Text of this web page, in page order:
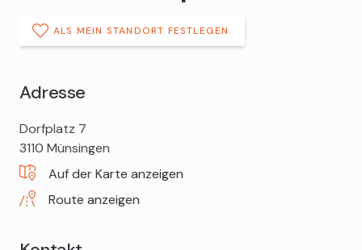
ALS MEIN STANDORT FESTLEGEN
Adresse
DROPA
Aare
Apotheke
Dorfplatz 7
3110 Münsingen
Auf der Karte anzeigen
Route anzeigen